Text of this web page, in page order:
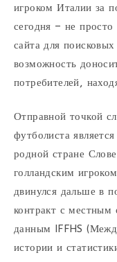
игроком Италии за
сегодня – не
сайта для
возможность
потребителей,
Отправной точкой
футболиста
родной стране
голландским
двинулся дальше в
контракт с
данным IFFHS
истории и